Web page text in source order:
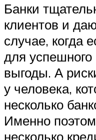
Банки
клиентов и
случае, когда
для
выгоды. А
у человека,
несколько
Именно
несколько